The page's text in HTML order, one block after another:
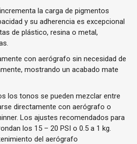
la carga de pigmentos
y su adherencia es excepcional
de plástico, resina o metal,
con aerógrafo sin necesidad de
mostrando un acabado mate
los tonos se pueden mezclar entre
directamente con aerógrafo o
Los ajustes recomendados para
los 15 – 20 PSI o 0.5 a 1 kg.
del aerógrafo